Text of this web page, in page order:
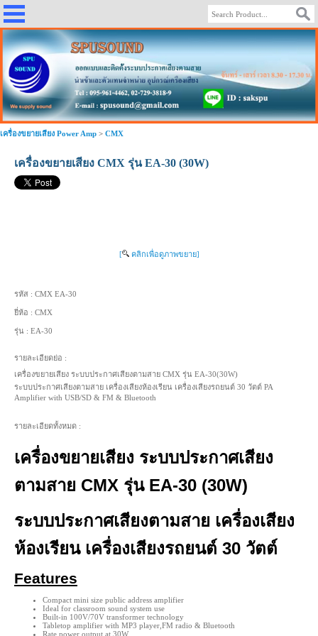
เครื่องขยายเสียง Power Amp > CMX
เครื่องขยายเสียง CMX รุ่น EA-30 (30W)
[ คลิกเพื่อดูภาพขยาย]
รหัส : CMX EA-30
ยี่ห้อ : CMX
รุ่น : EA-30
รายละเอียดย่อ :
เครื่องขยายเสียง ระบบประกาศเสียงตามสาย CMX รุ่น EA-30(30W)
ระบบประกาศเสียงตามสาย เครื่องเสียงห้องเรียน เครื่องเสียงรถยนต์ 30 วัตต์ PA
Amplifier with USB/SD & FM & Bluetooth
รายละเอียดทั้งหมด :
เครื่องขยายเสียง ระบบประกาศเสียง
ตามสาย CMX รุ่น EA-30 (30W)
ระบบประกาศเสียงตามสาย เครื่องเสียง
ห้องเรียน เครื่องเสียงรถยนต์ 30 วัตต์
Features
Compact mini size public address amplifier
Ideal for classroom sound system use
Built-in 100V/70V transformer technology
Tabletop amplifier with MP3 player,FM radio & Bluetooth
Rate power output at 30W